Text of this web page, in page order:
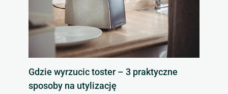
Gdzie wyrzucic toster – 3 praktyczne
sposoby na utylizację